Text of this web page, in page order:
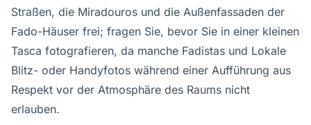
Straßen, die Miradouros und die Außenfassaden der
Fado-Häuser frei; fragen Sie, bevor Sie in einer kleinen
Tasca fotografieren, da manche Fadistas und Lokale
Blitz- oder Handyfotos während einer Aufführung aus
Respekt vor der Atmosphäre des Raums nicht
erlauben.